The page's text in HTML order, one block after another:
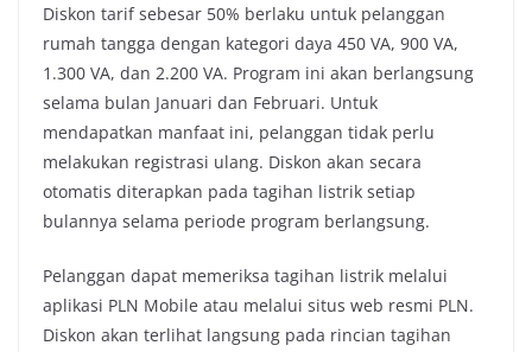
Diskon tarif sebesar 50% berlaku untuk pelanggan
rumah tangga dengan kategori daya 450 VA, 900 VA,
1.300 VA, dan 2.200 VA. Program ini akan berlangsung
selama bulan Januari dan Februari. Untuk
mendapatkan manfaat ini, pelanggan tidak perlu
melakukan registrasi ulang. Diskon akan secara
otomatis diterapkan pada tagihan listrik setiap
bulannya selama periode program berlangsung.
Pelanggan dapat memeriksa tagihan listrik melalui
aplikasi PLN Mobile atau melalui situs web resmi PLN.
Diskon akan terlihat langsung pada rincian tagihan